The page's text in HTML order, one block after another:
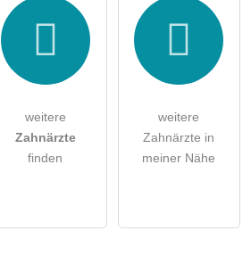
ich die .
habe ich zur Kenntnis genommen.
weitere
Zahnärzte
finden
weitere
Zahnärzte in
meiner Nähe